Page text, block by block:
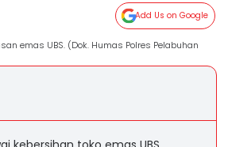
Add Us on Google
emas UBS. (Dok. Humas Polres Pelabuhan